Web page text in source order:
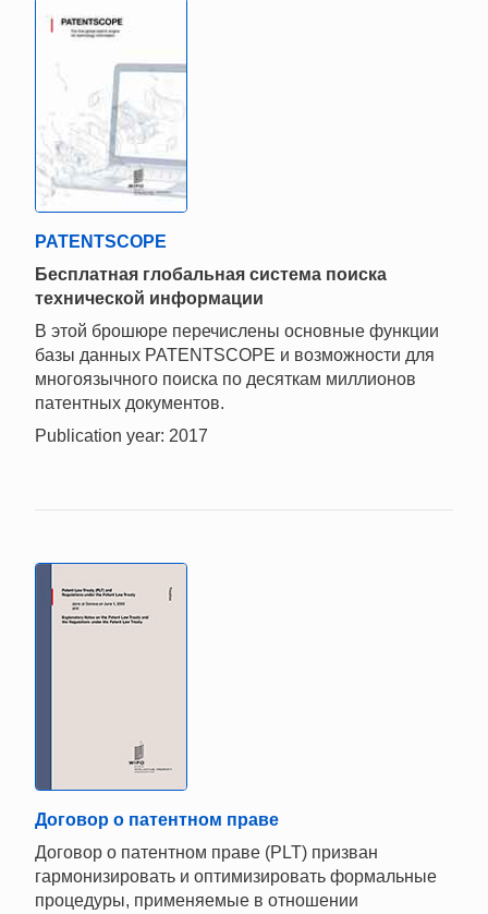
PATENTSCOPE
Бесплатная глобальная система поиска
технической информации
В этой брошюре перечислены основные функции
базы данных PATENTSCOPE и возможности для
многоязычного поиска по десяткам миллионов
патентных документов.
Publication year: 2017
Договор о патентном праве
Договор о патентном праве (PLT) призван
гармонизировать и оптимизировать формальные
процедуры, применяемые в отношении